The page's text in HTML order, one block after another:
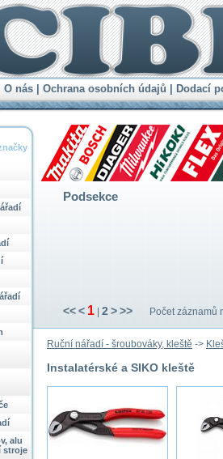
O nás Ochrana osobních údajů Dodací
Podsekce
<<< 1 2 >>> Počet záznamů
Ruční nářadí - šroubováky, kleště ->
Instalatérské a SIKO kleště
alu
stroje